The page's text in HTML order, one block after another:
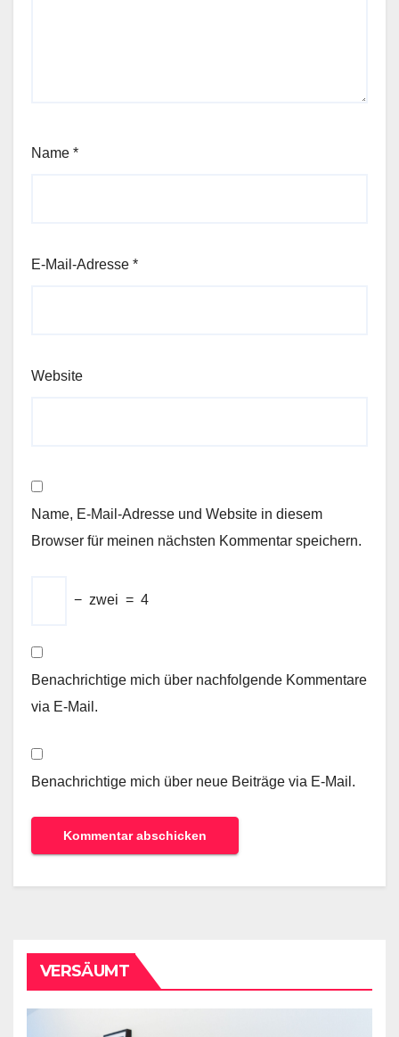
Name *
E-Mail-Adresse *
Website
Name, E-Mail-Adresse und Website in diesem
Browser für meinen nächsten Kommentar speichern.
− zwei = 4
Benachrichtige mich über nachfolgende Kommentare
via E-Mail.
Benachrichtige mich über neue Beiträge via E-Mail.
VERSÄUMT